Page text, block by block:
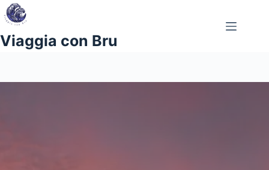
Salta
al
contenuto
Viaggia con Bru